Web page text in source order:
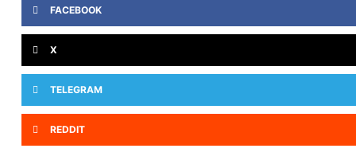
FACEBOOK
X
TELEGRAM
REDDIT